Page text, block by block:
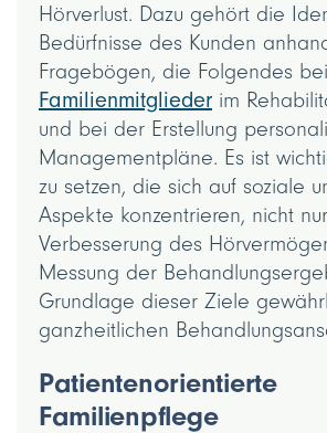
Hörverlust. Dazu gehört die
Bedürfnisse des Kunden
Fragebögen, die Folgendes
Familienmitglieder im
und bei der Erstellung
Managementpläne. Es ist
zu setzen, die sich auf soziale
Aspekte konzentrieren, nicht
Verbesserung des
Messung der
Grundlage dieser Ziele
ganzheitlichen
Patientenorientierte
Familienpflege